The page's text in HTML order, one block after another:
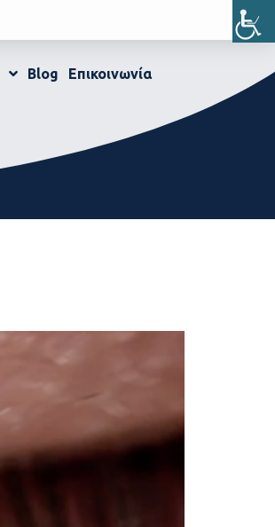
Blog Επικοινωνία